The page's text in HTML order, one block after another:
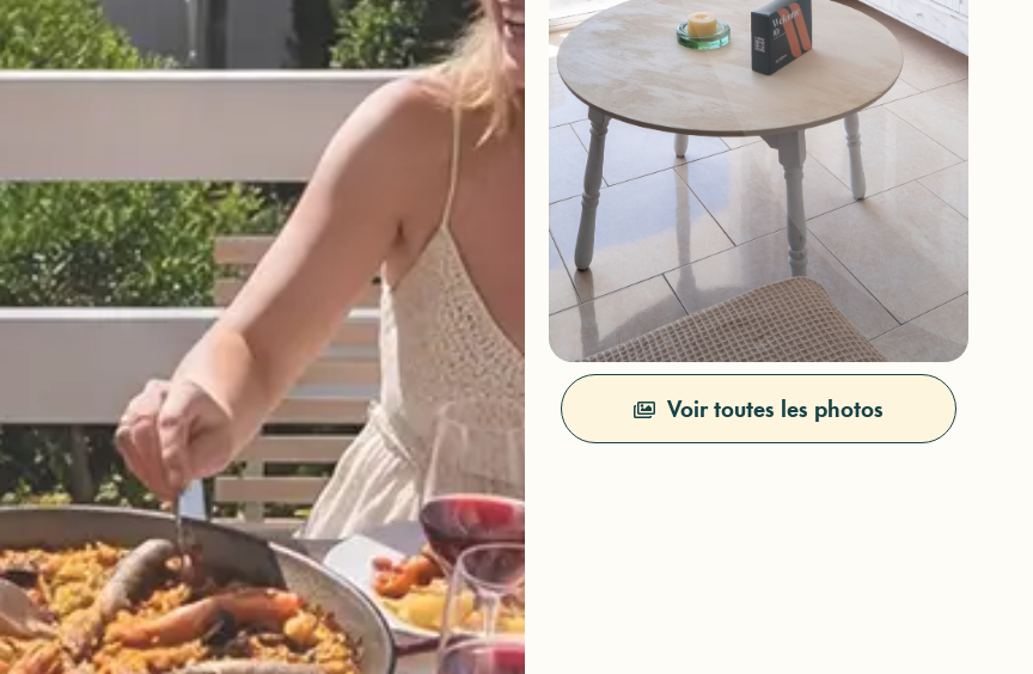
Voir toutes les photos